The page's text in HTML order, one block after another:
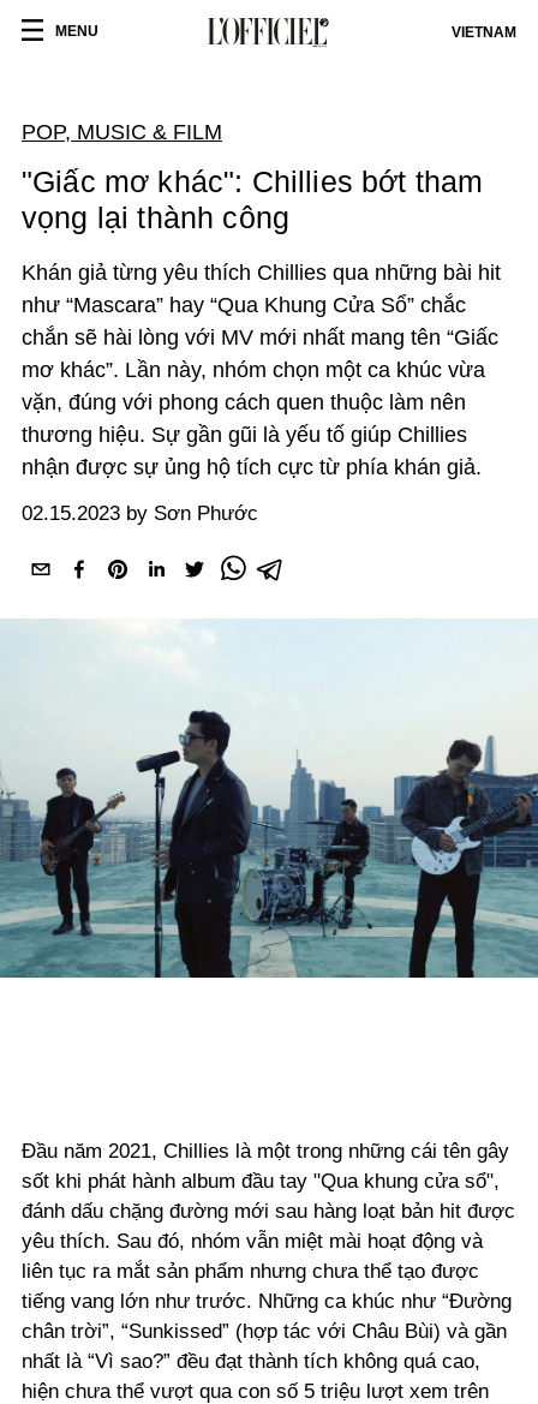
MENU VIETNAM
POP, MUSIC & FILM
"Giấc mơ khác": Chillies bớt tham
vọng lại thành công
Khán giả từng yêu thích Chillies qua những bài hit
như “Mascara” hay “Qua Khung Cửa Sổ” chắc
chắn sẽ hài lòng với MV mới nhất mang tên “Giấc
mơ khác”. Lần này, nhóm chọn một ca khúc vừa
vặn, đúng với phong cách quen thuộc làm nên
thương hiệu. Sự gần gũi là yếu tố giúp Chillies
nhận được sự ủng hộ tích cực từ phía khán giả.
02.15.2023 by Sơn Phước
Đầu năm 2021, Chillies là một trong những cái tên gây
sốt khi phát hành album đầu tay "Qua khung cửa sổ",
đánh dấu chặng đường mới sau hàng loạt bản hit được
yêu thích. Sau đó, nhóm vẫn miệt mài hoạt động và
liên tục ra mắt sản phẩm nhưng chưa thể tạo được
tiếng vang lớn như trước. Những ca khúc như “Đường
chân trời”, “Sunkissed” (hợp tác với Châu Bùi) và gần
nhất là “Vì sao?” đều đạt thành tích không quá cao,
hiện chưa thể vượt qua con số 5 triệu lượt xem trên